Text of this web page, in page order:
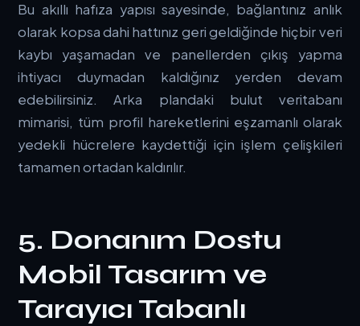
Bu akıllı hafıza yapısı sayesinde, bağlantınız anlık
olarak kopsa dahi hattınız geri geldiğinde hiçbir veri
kaybı yaşamadan ve panellerden çıkış yapma
ihtiyacı duymadan kaldığınız yerden devam
edebilirsiniz. Arka plandaki bulut veritabanı
mimarisi, tüm profil hareketlerini eşzamanlı olarak
yedekli hücrelere kaydettiği için işlem çelişkileri
tamamen ortadan kaldırılır.
5. Donanım Dostu
Mobil Tasarım ve
Tarayıcı Tabanlı